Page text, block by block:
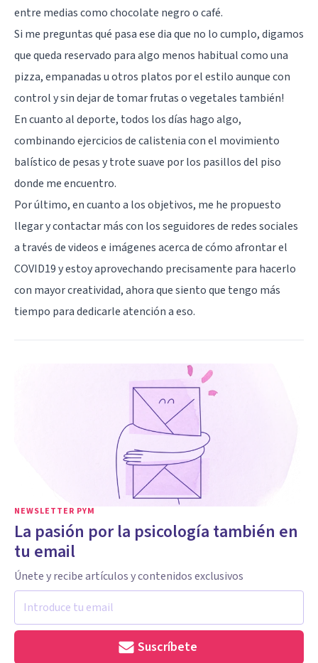
entre medias como chocolate negro o café.
Si me preguntas qué pasa ese dia que no lo cumplo, digamos
que queda reservado para algo menos habitual como una
pizza, empanadas u otros platos por el estilo aunque con
control y sin dejar de tomar frutas o vegetales también!
En cuanto al deporte, todos los días hago algo,
combinando ejercicios de calistenia con el movimiento
balístico de pesas y trote suave por los pasillos del piso
donde me encuentro.
Por último, en cuanto a los objetivos, me he propuesto
llegar y contactar más con los seguidores de redes sociales
a través de videos e imágenes acerca de cómo afrontar el
COVID19 y estoy aprovechando precisamente para hacerlo
con mayor creatividad, ahora que siento que tengo más
tiempo para dedicarle atención a eso.
NEWSLETTER PYM
La pasión por la psicología también en
tu email
Únete y recibe artículos y contenidos exclusivos
Suscríbete